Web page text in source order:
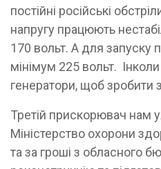
постійні російські
напругу працюють
170 вольт. А для запуску
мінімум 225 вольт.
генератори, щоб зробити
Третій прискорювач нам
Міністерство охорони
та за гроші з обласного